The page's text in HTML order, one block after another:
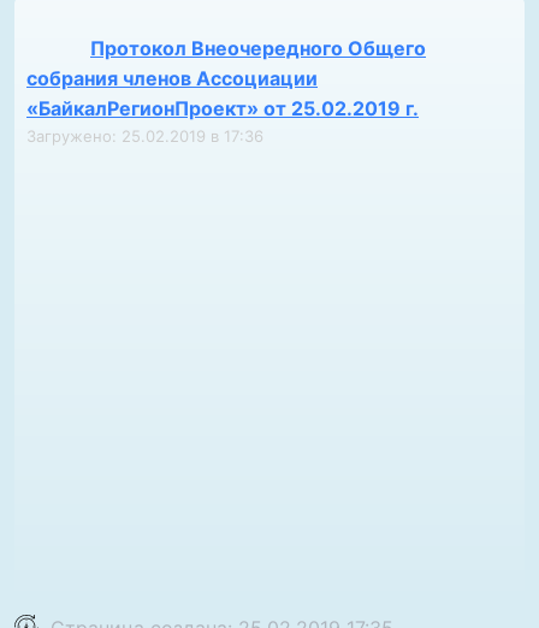
Протокол Внеочередного Общего
собрания членов Ассоциации
«БайкалРегионПроект» от 25.02.2019 г.
Загружено: 25.02.2019 в 17:36